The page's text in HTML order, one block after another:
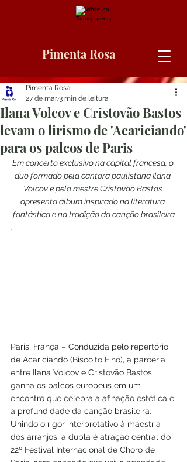
Pimenta Rosa
Ilana Volcov e Cristovão Bastos
levam o lirismo de 'Acariciando'
para os palcos de Paris
Pimenta Rosa
27 de mar.3 min de leitura
Em concerto exclusivo na capital francesa, o
duo formado pela cantora paulistana Ilana
Volcov e pelo mestre Cristovão Bastos
apresenta álbum inspirado na literatura
fantástica e na tradição da canção brasileira
.
Paris, França – Conduzida pelo repertório
de Acariciando (Biscoito Fino), a parceria
entre Ilana Volcov e Cristovão Bastos
ganha os palcos europeus em um
encontro que celebra a afinação estética e
a profundidade da canção brasileira.
Unindo o rigor interpretativo à maestria
dos arranjos, a dupla é atração central do
22º Festival Internacional de Choro de